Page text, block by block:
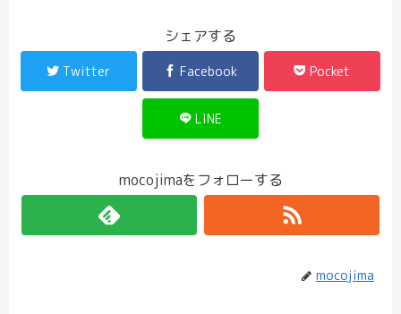
シェアする
Twitter Facebook Pocket
LINE
mocojimaをフォローする
mocojima